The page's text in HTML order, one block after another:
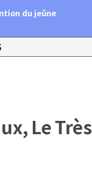
du jeûne
Le Très